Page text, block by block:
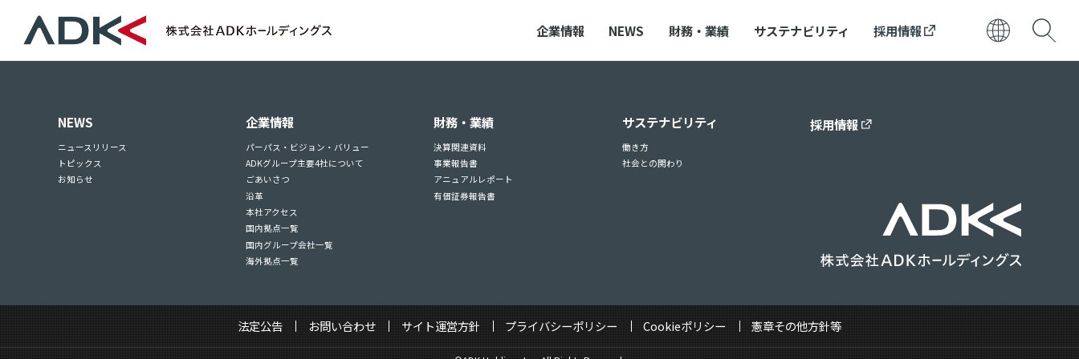
企業情報 NEWS 財務・業績 サステナビリティ 採用情報
NEWS
ニュースリリース
トピックス
お知らせ
企業情報
パーパス・ビジョン・バリュー
ADKグループ主要4社について
ごあいさつ
沿革
本社アクセス
国内拠点一覧
国内グループ会社一覧
海外拠点一覧
財務・業績
決算関連資料
事業報告書
アニュアルレポート
有価証券報告書
サステナビリティ
働き方
社会との関わり
採用情報
法定公告 お問い合わせ サイト運営方針 プライバシーポリシー Cookieポリシー 憲章その他方針等